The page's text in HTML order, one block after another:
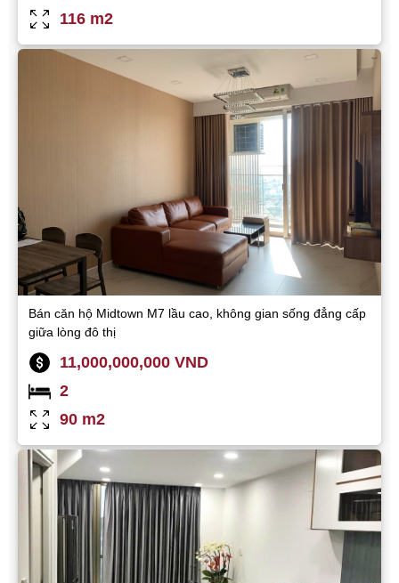
116 m2
Bán căn hộ Midtown M7 lầu cao, không gian sống đẳng cấp
giữa lòng đô thị
11,000,000,000 VND
2
90 m2